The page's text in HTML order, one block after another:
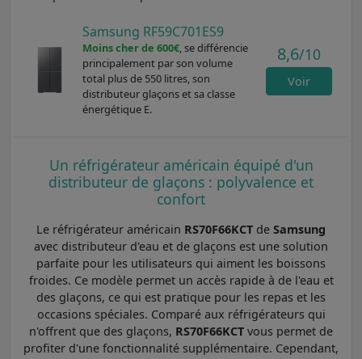
Samsung RF59C701ES9
Moins cher de 600€, se différencie
principalement par son volume
total plus de 550 litres, son
distributeur glaçons et sa classe
énergétique E.
8,6/10
Voir
Un réfrigérateur américain équipé d'un
distributeur de glaçons : polyvalence et
confort
Le réfrigérateur américain RS70F66KCT de Samsung
avec distributeur d'eau et de glaçons est une solution
parfaite pour les utilisateurs qui aiment les boissons
froides. Ce modèle permet un accès rapide à de l'eau et
des glaçons, ce qui est pratique pour les repas et les
occasions spéciales. Comparé aux réfrigérateurs qui
n'offrent que des glaçons, RS70F66KCT vous permet de
profiter d'une fonctionnalité supplémentaire. Cependant,